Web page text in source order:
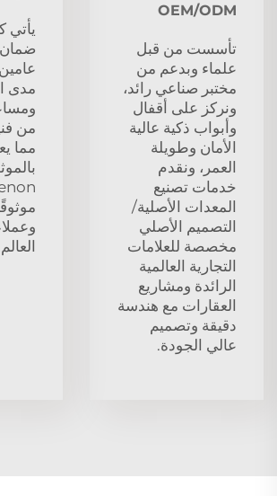
OEM/ODM
تأسست من قبل
علماء وبدعم من
مختبر صناعي رائد،
ونركز على أقفال
وأبواب ذكية عالية
الأمان وطويلة
العمر، ونقدم
خدمات تصنيع
المعدات الأصلية/
التصميم الأصلي
مخصصة للعلامات
التجارية العالمية
الرائدة ومشاريع
العقارات مع هندسة
دقيقة وتصميم
عالي الجودة.
يأتي
مدى
من
مما